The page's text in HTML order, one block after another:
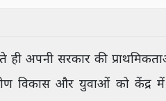
ही अपनी सरकार की
विकास और युवाओं को